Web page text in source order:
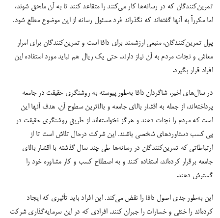
تمرین‌کنندگان که در رسانه‌ها کار می‌کنند را متقاعد کنند تا به آن ملحق شوند،
اما مکرراً به آنها گفته‌اند که نگذراند فرد مسئول رسانه از این موضوع مطلع شود.
پول تمرین‌کنندگان، منبعی ارزشمند برای دافا است و تمرین‌کنندگان برای امرار
معاش و نجات مردم به آن نیاز دارند. حتی یک ریال هم نباید مورد استفاده این
افراد قرار بگیرد.
در سال‌های اخیر، شاگردان دافا به‌طور پیوسته به روشنگری حقیقت در جامعه
پرداخته‌اند، از جمله به اقشار بالای جامعه و بالاترین سطوح آن. هدف آنها این
است که مردم را نجات دهند و هرگز نخواسته‌اند از طریق روشنگری حقیقت در
پی کسب دستاوردهای شخصی باشند. این شرکت درحال تلاش است تا از
ارتباطاتی که تمرین‌کنندگان در رسانه‌ها طی چند سال گذشته با اقشار بالای
جامعه برقرار کرده‌اند، استفاده کنند و به اصطلاح کسب و کار مشاوره خود را
گسترش دهند.
این به‌طور جدی اصول دافا را نقض می‌کند. این افراد باید تأثیری که ایجاد
کرد‌ه‌اند را خنثی و خسارات را جبران کنند. افرادی که در این سرمایه‌گذاری شرکت